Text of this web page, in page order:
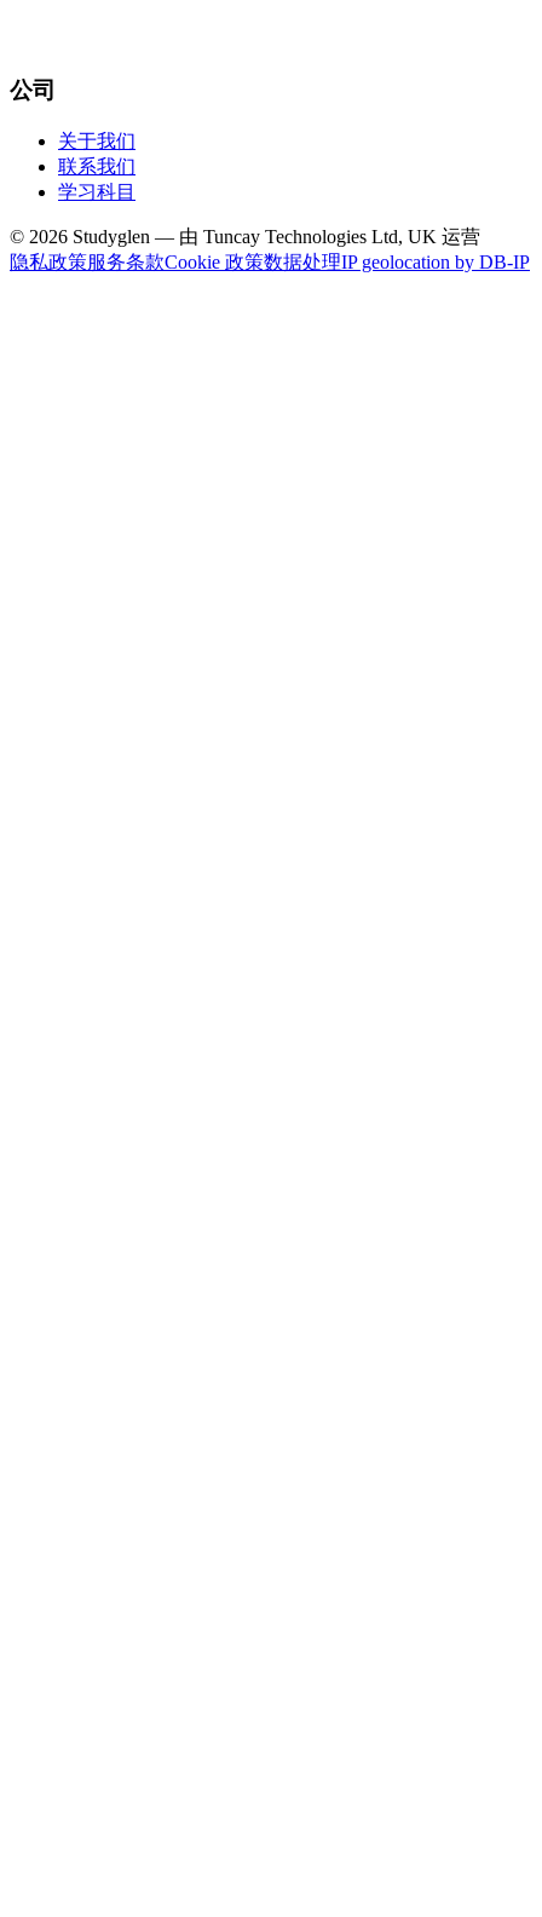
公司
关于我们
联系我们
学习科目
© 2026 Studyglen — 由 Tuncay Technologies Ltd, UK 运营
隐私政策服务条款Cookie 政策数据处理IP geolocation by DB-IP